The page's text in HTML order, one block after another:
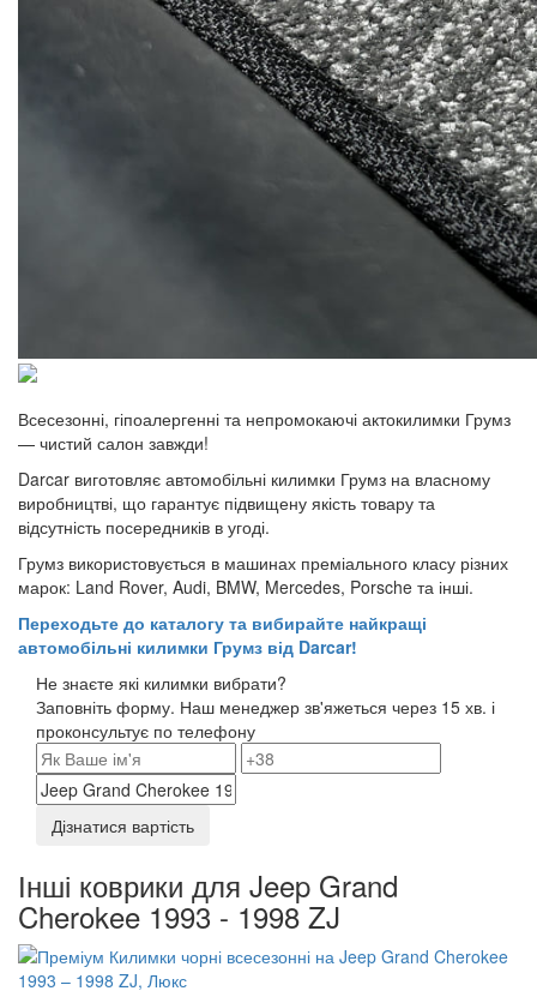
Всесезонні, гіпоалергенні та непромокаючі актокилимки Грумз
— чистий салон завжди!
Darcar виготовляє автомобільні килимки Грумз на власному
виробництві, що гарантує підвищену якість товару та
відсутність посередників в угоді.
Грумз використовується в машинах преміального класу різних
марок: Land Rover, Audi, BMW, Mercedes, Porsche та інші.
Переходьте до каталогу та вибирайте найкращі
автомобільні килимки Грумз від Darcar!
Не знаєте які килимки вибрати?
Заповніть форму. Наш менеджер зв'яжеться через 15 хв. і
проконсультує по телефону
Дізнатися вартість
Інші коврики для Jeep Grand
Cherokee 1993 - 1998 ZJ